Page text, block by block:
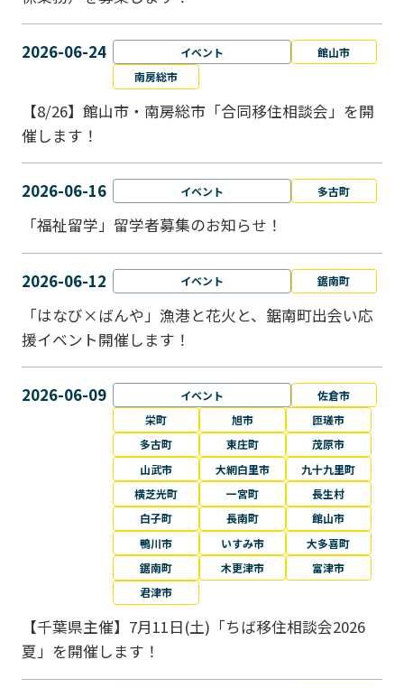
2026-06-24 イベント
館山市
南房総市
【8/26】館山市・南房総市「合同移住相談会」を開
催します！
2026-06-16 イベント 多古町
「福祉留学」留学者募集のお知らせ！
2026-06-12 イベント 鋸南町
「はなび×ばんや」漁港と花火と、鋸南町出会い応
援イベント開催します！
2026-06-09 イベント
佐倉市
栄町
旭市
匝瑳市
多古町
東庄町
茂原市
山武市
大網白里市
九十九里町
横芝光町
一宮町
長生村
白子町
長南町
館山市
鴨川市
いすみ市
大多喜町
鋸南町
木更津市
富津市
君津市
【千葉県主催】7月11日(土)「ちば移住相談会2026
夏」を開催します！